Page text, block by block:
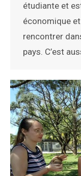
étudiante et
économique
rencontrer
pays. C’est